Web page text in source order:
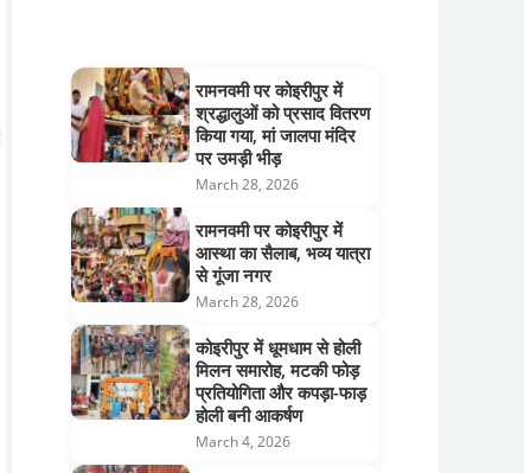
रामनवमी पर कोइरीपुर में
श्रद्धालुओं को प्रसाद वितरण
किया गया, मां जालपा मंदिर
पर उमड़ी भीड़
March 28, 2026
रामनवमी पर कोइरीपुर में
आस्था का सैलाब, भव्य यात्रा
से गूंजा नगर
March 28, 2026
कोइरीपुर में धूमधाम से होली
मिलन समारोह, मटकी फोड़
प्रतियोगिता और कपड़ा-फाड़
होली बनी आकर्षण
March 4, 2026